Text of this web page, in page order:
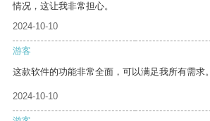
情况，这让我非常担心。
2024-10-10
游客
这款软件的功能非常全面，可以满足我所有需求。
2024-10-10